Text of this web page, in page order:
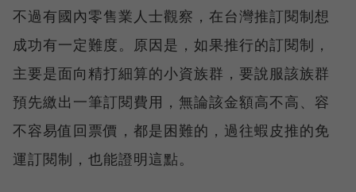
不過有國內零售業人士觀察，在台灣推訂閱制想
成功有一定難度。原因是，如果推行的訂閱制，
主要是面向精打細算的小資族群，要說服該族群
預先繳出一筆訂閱費用，無論該金額高不高、容
不容易值回票價，都是困難的，過往蝦皮推的免
運訂閱制，也能證明這點。